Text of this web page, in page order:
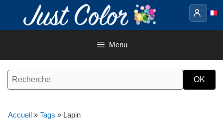
contenu
Menu
Accueil » Tags » Lapin